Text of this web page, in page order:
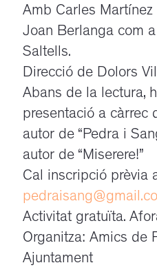
Amb Carles
Joan Berlanga com
Saltells.
Direcció de Dolors
Abans de la lectura,
presentació a càrrec
autor de “Pedra i
autor de “Miserere!”
Cal inscripció prèvia
Activitat gratuïta.
Organitza: Amics de
Ajuntament